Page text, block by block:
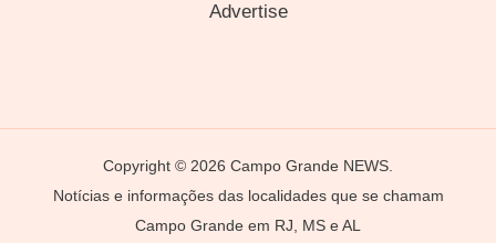
Advertise
Copyright © 2026 Campo Grande NEWS.
Notícias e informações das localidades que se chamam
Campo Grande em RJ, MS e AL